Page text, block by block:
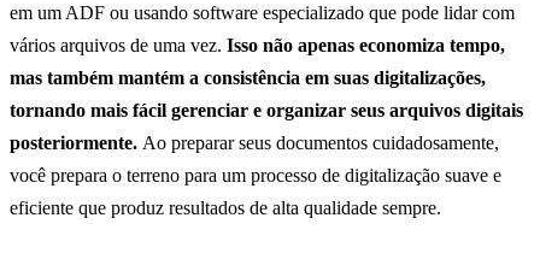
em um ADF ou usando software especializado que pode lidar com
vários arquivos de uma vez. Isso não apenas economiza tempo,
mas também mantém a consistência em suas digitalizações,
tornando mais fácil gerenciar e organizar seus arquivos digitais
posteriormente. Ao preparar seus documentos cuidadosamente,
você prepara o terreno para um processo de digitalização suave e
eficiente que produz resultados de alta qualidade sempre.